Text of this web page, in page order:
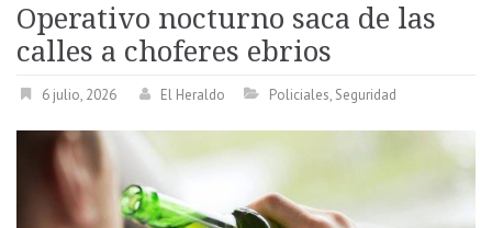
Operativo nocturno saca de las
calles a choferes ebrios
6 julio, 2026 El Heraldo Policiales, Seguridad